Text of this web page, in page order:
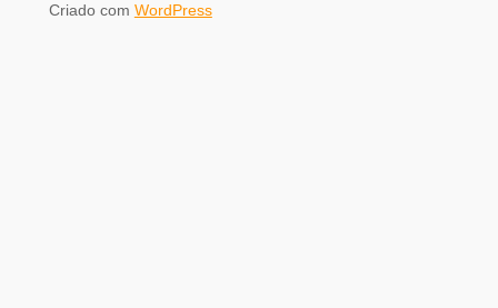
Criado com WordPress